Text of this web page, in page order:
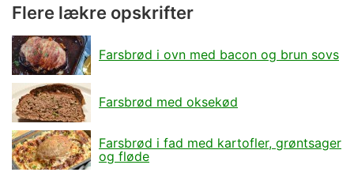
Flere lækre opskrifter
Farsbrød i ovn med bacon og brun sovs
Farsbrød med oksekød
Farsbrød i fad med kartofler, grøntsager
og fløde